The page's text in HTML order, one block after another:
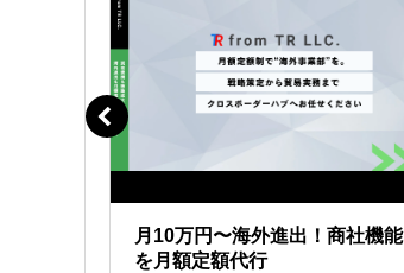
月10万円〜海外進出！商社機能
を月額定額代行